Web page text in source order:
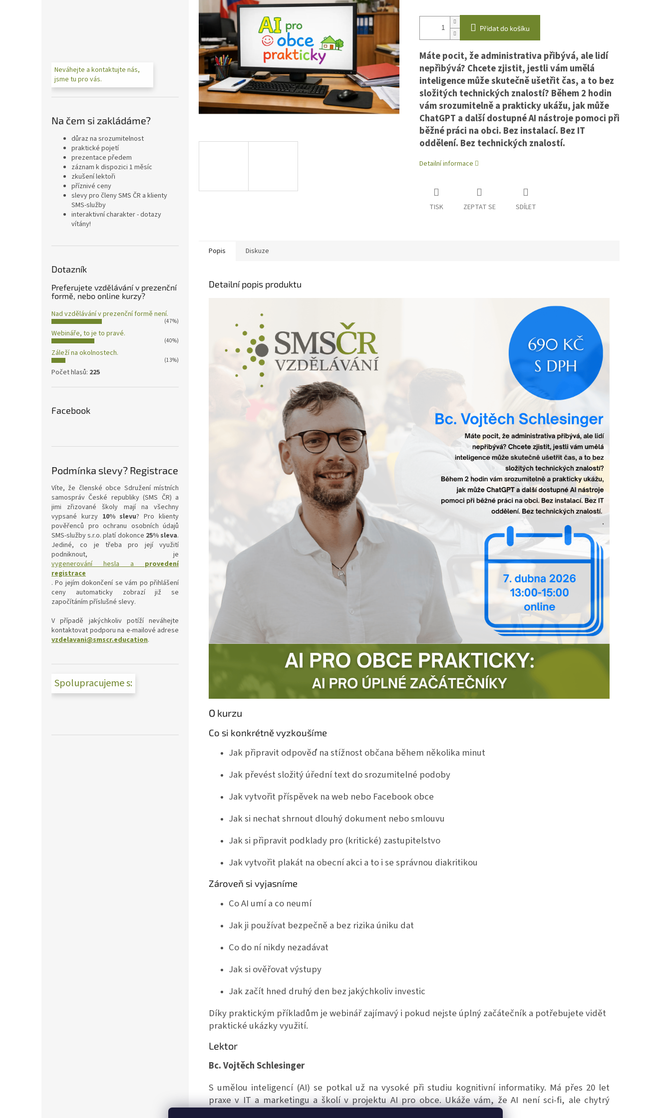
Neváhejte a kontaktujte nás,
jsme tu pro vás.
Na čem si zakládáme?
důraz na srozumitelnost
praktické pojetí
prezentace předem
záznam k dispozici 1 měsíc
zkušení lektoři
příznivé ceny
slevy pro členy SMS ČR a klienty
SMS-služby
interaktivní charakter - dotazy
vítány!
Dotazník
Preferujete vzdělávání v prezenční
formě, nebo online kurzy?
Nad vzdělávání v prezenční formě není.
(47%)
Webináře, to je to pravé.
(40%)
Záleží na okolnostech.
(13%)
Počet hlasů: 225
Facebook
Podmínka slevy? Registrace
Víte, že členské obce Sdružení místních
samospráv České republiky (SMS ČR) a
jimi zřizované školy mají na všechny
vypsané kurzy 10% slevu? Pro klienty
pověřenců pro ochranu osobních údajů
SMS-služby s.r.o. platí dokonce 25% sleva.
Jediné, co je třeba pro její využití
podniknout, je
vygenerování hesla aprovedení
registrace
. Po jejím dokončení se vám po přihlášení
ceny automaticky zobrazí již se
započítáním příslušné slevy.
V případě jakýchkoliv potíží neváhejte
kontaktovat podporu na e-mailové adrese
vzdelavani@smscr.education.
Spolupracujeme s:
cena:
Přidat do košíku
Máte pocit, že administrativa přibývá, ale lidí
nepřibývá? Chcete zjistit, jestli vám umělá
inteligence může skutečně ušetřit čas, a to bez
složitých technických znalostí? Během 2 hodin
vám srozumitelně a prakticky ukážu, jak může
ChatGPT a další dostupné AI nástroje pomoci při
běžné práci na obci. Bez instalací. Bez IT
oddělení. Bez technických znalostí.
Detailní informace
TISK ZEPTAT SE SDÍLET
Popis Diskuze
Detailní popis produktu
O kurzu
Co si konkrétně vyzkoušíme
Jak připravit odpověď na stížnost občana během několika minut
Jak převést složitý úřední text do srozumitelné podoby
Jak vytvořit příspěvek na web nebo Facebook obce
Jak si nechat shrnout dlouhý dokument nebo smlouvu
Jak si připravit podklady pro (kritické) zastupitelstvo
Jak vytvořit plakát na obecní akci a to i se správnou diakritikou
Zároveň si vyjasníme
Co AI umí a co neumí
Jak ji používat bezpečně a bez rizika úniku dat
Co do ní nikdy nezadávat
Jak si ověřovat výstupy
Jak začít hned druhý den bez jakýchkoliv investic
Díky praktickým příkladům je webinář zajímavý i pokud nejste úplný začátečník a potřebujete vidět
praktické ukázky využití.
Lektor
Bc. Vojtěch Schlesinger
S umělou inteligencí (AI) se potkal už na vysoké při studiu kognitivní informatiky. Má přes 20 let
praxe v IT a marketingu a školí v projektu AI pro obce. Ukáže vám, že AI není sci-fi, ale chytrý